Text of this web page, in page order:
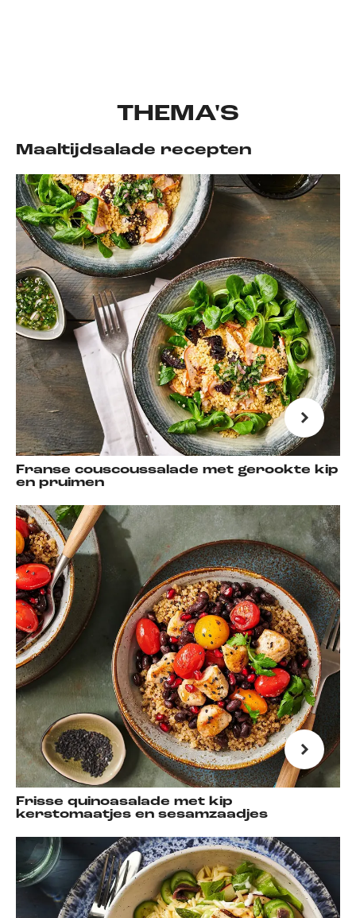
THEMA'S
Maaltijdsalade recepten
Franse couscoussalade met gerookte kip
en pruimen
Frisse quinoasalade met kip
kerstomaatjes en sesamzaadjes